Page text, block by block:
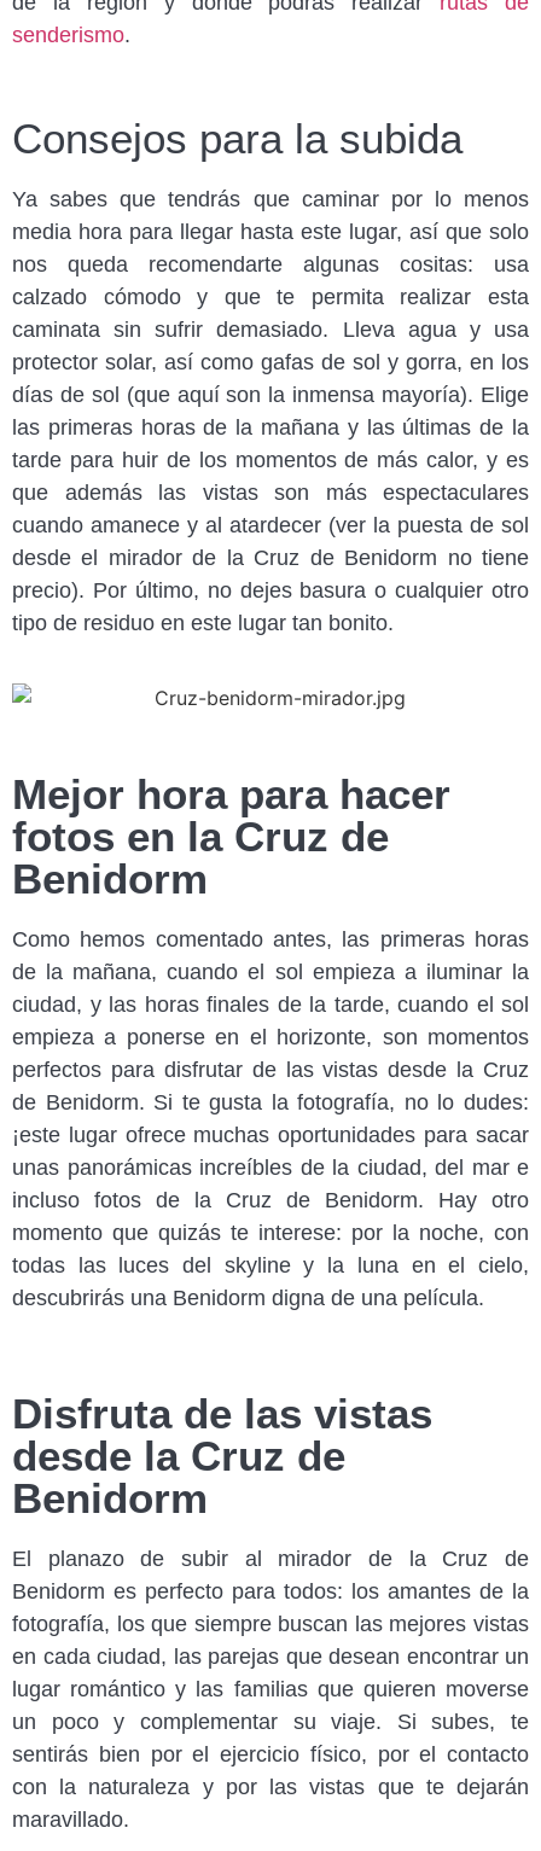
senderismo.
Consejos para la subida
Ya sabes que tendrás que caminar por lo menos
media hora para llegar hasta este lugar, así que solo
nos queda recomendarte algunas cositas: usa
calzado cómodo y que te permita realizar esta
caminata sin sufrir demasiado. Lleva agua y usa
protector solar, así como gafas de sol y gorra, en los
días de sol (que aquí son la inmensa mayoría). Elige
las primeras horas de la mañana y las últimas de la
tarde para huir de los momentos de más calor, y es
que además las vistas son más espectaculares
cuando amanece y al atardecer (ver la puesta de sol
desde el mirador de la Cruz de Benidorm no tiene
precio). Por último, no dejes basura o cualquier otro
tipo de residuo en este lugar tan bonito.
Mejor hora para hacer
fotos en la Cruz de
Benidorm
Como hemos comentado antes, las primeras horas
de la mañana, cuando el sol empieza a iluminar la
ciudad, y las horas finales de la tarde, cuando el sol
empieza a ponerse en el horizonte, son momentos
perfectos para disfrutar de las vistas desde la Cruz
de Benidorm. Si te gusta la fotografía, no lo dudes:
¡este lugar ofrece muchas oportunidades para sacar
unas panorámicas increíbles de la ciudad, del mar e
incluso fotos de la Cruz de Benidorm. Hay otro
momento que quizás te interese: por la noche, con
todas las luces del skyline y la luna en el cielo,
descubrirás una Benidorm digna de una película.
Disfruta de las vistas
desde la Cruz de
Benidorm
El planazo de subir al mirador de la Cruz de
Benidorm es perfecto para todos: los amantes de la
fotografía, los que siempre buscan las mejores vistas
en cada ciudad, las parejas que desean encontrar un
lugar romántico y las familias que quieren moverse
un poco y complementar su viaje. Si subes, te
sentirás bien por el ejercicio físico, por el contacto
con la naturaleza y por las vistas que te dejarán
maravillado.